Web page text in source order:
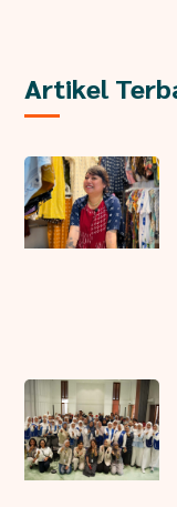
Artikel